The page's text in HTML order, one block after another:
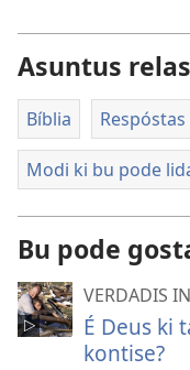
Asuntus
Bíblia
Modi ki bu pode
Bu pode
VERDADIS
É Deus ki
kontise?